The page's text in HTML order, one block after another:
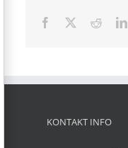
Facebook Reddit
KONTAKT INFO